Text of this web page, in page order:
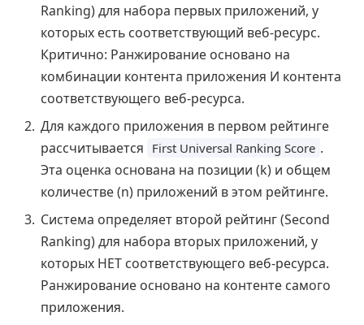
Ranking) для набора первых приложений, у
которых есть соответствующий веб-ресурс.
Критично: Ранжирование основано на
комбинации контента приложения И контента
соответствующего веб-ресурса.
Для каждого приложения в первом рейтинге
рассчитывается First Universal Ranking Score .
Эта оценка основана на позиции (k) и общем
количестве (n) приложений в этом рейтинге.
Система определяет второй рейтинг (Second
Ranking) для набора вторых приложений, у
которых НЕТ соответствующего веб-ресурса.
Ранжирование основано на контенте самого
приложения.